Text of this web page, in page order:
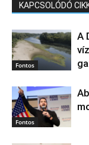
KAPCSOLÓDÓ
Fontos
A
Fontos